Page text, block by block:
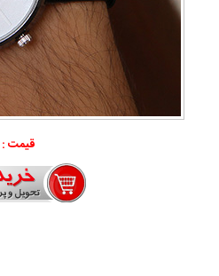
قیمت :